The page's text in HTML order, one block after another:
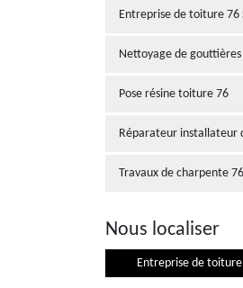
Entreprise de toiture
Nettoyage de gouttières
Pose résine toiture 76
Réparateur installateur
Travaux de charpente
Nous localiser
Entreprise de toiture